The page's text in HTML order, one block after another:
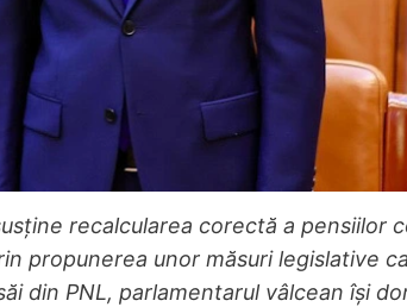
recalcularea corectă a pensiilor
propunerea unor măsuri legislative
din PNL, parlamentarul vâlcean își